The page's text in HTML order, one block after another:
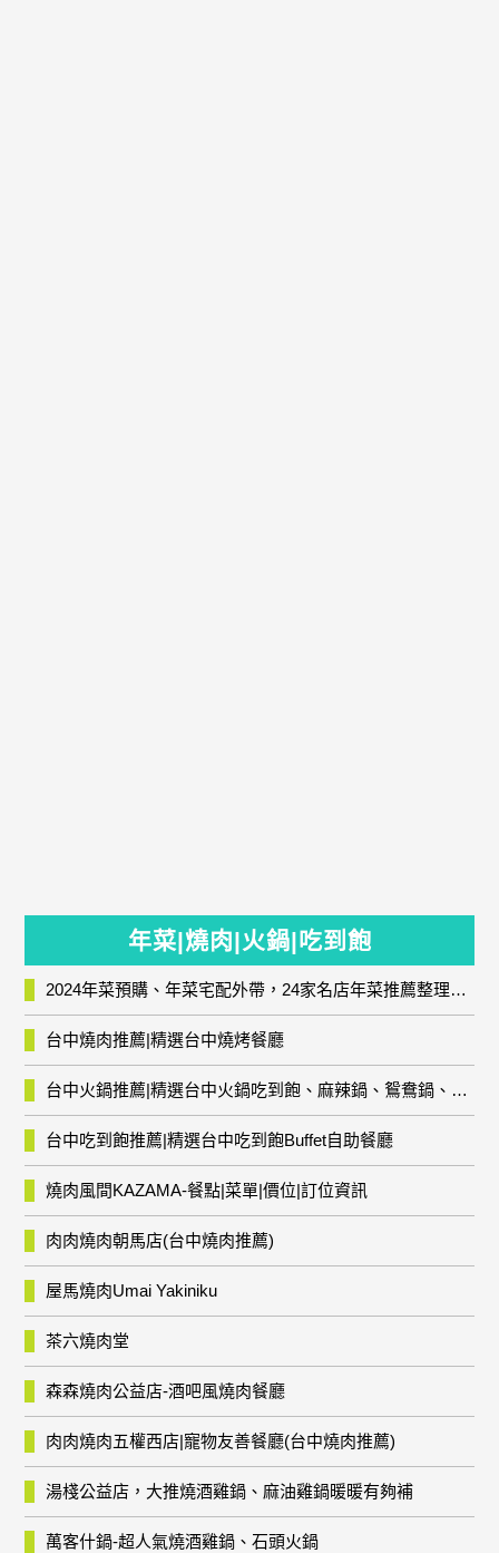
年菜|燒肉|火鍋|吃到飽
2024年菜預購、年菜宅配外帶，24家名店年菜推薦整理，圍爐輕鬆上菜團圓趣
台中燒肉推薦|精選台中燒烤餐廳
台中火鍋推薦|精選台中火鍋吃到飽、麻辣鍋、鴛鴦鍋、石頭火鍋、酸菜白肉鍋、海鮮鍋、燒酒雞、麻油雞、壽喜燒等熱門人氣火鍋店!
台中吃到飽推薦|精選台中吃到飽Buffet自助餐廳
燒肉風間KAZAMA-餐點|菜單|價位|訂位資訊
肉肉燒肉朝馬店(台中燒肉推薦)
屋馬燒肉Umai Yakiniku
茶六燒肉堂
森森燒肉公益店-酒吧風燒肉餐廳
肉肉燒肉五權西店|寵物友善餐廳(台中燒肉推薦)
湯棧公益店，大推燒酒雞鍋、麻油雞鍋暖暖有夠補
萬客什鍋-超人氣燒酒雞鍋、石頭火鍋